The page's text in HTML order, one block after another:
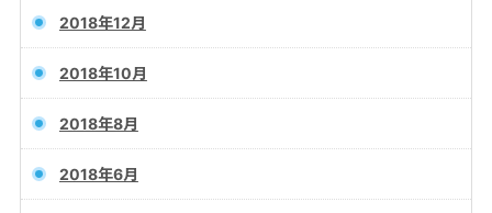
2018年12月
2018年10月
2018年8月
2018年6月